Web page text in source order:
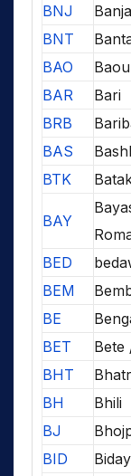
BNJ
BNT
BAO
BAR
Bari
BRB
BAS
BTK
BAY
BED
BEM
BE
BET
Bete
BHT
BH
Bhili
BJ
BID